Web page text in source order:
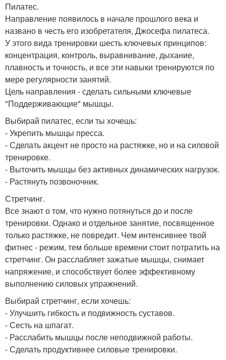
Пилатес.
Направление появилось в начале прошлого века и
названо в честь его изобретателя, Джосефа пилатеса.
У этого вида тренировки шесть ключевых принципов:
концентрация, контроль, выравнивание, дыхание,
плавность и точность, и все эти навыки тренируются по
мере регулярности занятий.
Цель направления - сделать сильными ключевые
"Поддерживающие" мышцы.
Выбирай пилатес, если ты хочешь:
- Укрепить мышцы пресса.
- Сделать акцент не просто на растяжке, но и на силовой
тренировке.
- Выточить мышцы без активных динамических нагрузок.
- Растянуть позвоночник.
Стретчинг.
Все знают о том, что нужно потянуться до и после
тренировки. Однако и отдельное занятие, посвященное
только растяжке, не повредит. Чем интенсивнее твой
фитнес - режим, тем больше времени стоит потратить на
стретчинг. Он расслабляет зажатые мышцы, снимает
напряжение, и способствует более эффективному
выполнению силовых упражнений.
Выбирай стретчинг, если хочешь:
- Улучшить гибкость и подвижность суставов.
- Сесть на шпагат.
- Расслабить мышцы после неподвижной работы.
- Сделать продуктивнее силовые тренировки.